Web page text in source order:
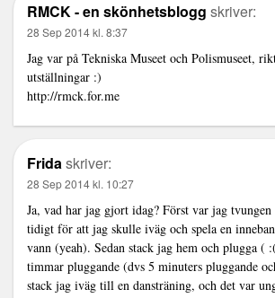
RMCK - en skönhetsblogg skriver:
28 Sep 2014 kl. 8:37
Jag var på Tekniska Museet och Polismuseet,
utställningar :)
http://rmck.for.me
Fridaskriver:
28 Sep 2014 kl. 10:27
Ja, vad har jag gjort idag? Först var jag
tidigt för att jag skulle iväg och spela en
vann (yeah). Sedan stack jag hem och plugga (
timmar pluggande (dvs 5 minuters pluggande
stack jag iväg till en dansträning, och det var